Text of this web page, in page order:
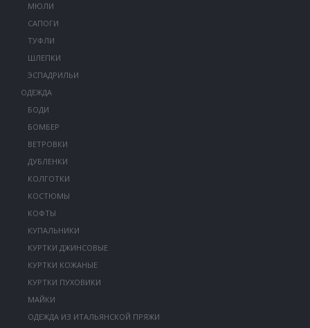
МЮЛИ
САПОГИ
ТУФЛИ
ШЛЕПКИ
ЭСПАДРИЛЬИ
ОДЕЖДА
БОДИ
БОМБЕР
ВЕТРОВКИ
ДУБЛЕНКИ
КОЛГОТКИ
КОСТЮМЫ
КОФТЫ
КУПАЛЬНИКИ
КУРТКИ ДЖИНСОВЫЕ
КУРТКИ КОЖАНЫЕ
КУРТКИ ПУХОВИКИ
МАЙКИ
ОДЕЖДА ИЗ ИТАЛЬЯНСКОЙ ПРЯЖИ